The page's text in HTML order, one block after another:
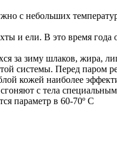
с небольших
и ели. В это время
за зиму шлаков, жира,
системы. Перед
кожей наиболее
с тела
параметр в 60-70º С